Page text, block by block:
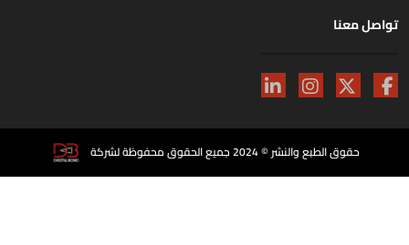
معنا
حقوق الطبع والنشر © 2024 جميع الحقوق محفوظة لشركة